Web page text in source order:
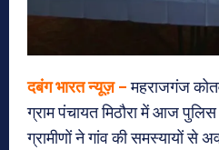
दबंग भारत न्यूज़ –महराजगंज
ग्राम पंचायत मिठौरा में आज
ग्रामीणों ने गांव की समस्यायों से